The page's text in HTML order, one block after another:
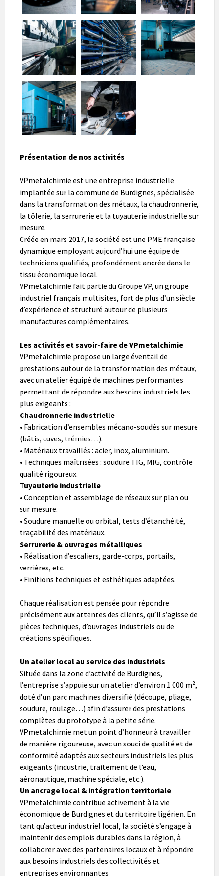
Présentation de nos activités
VPmetalchimie est une entreprise industrielle
implantée sur la commune de Burdignes, spécialisée
dans la transformation des métaux, la chaudronnerie,
la tôlerie, la serrurerie et la tuyauterie industrielle sur
mesure.
Créée en mars 2017, la société est une PME française
dynamique employant aujourd’hui une équipe de
techniciens qualifiés, profondément ancrée dans le
tissu économique local.
VPmetalchimie fait partie du Groupe VP, un groupe
industriel français multisites, fort de plus d’un siècle
d’expérience et structuré autour de plusieurs
manufactures complémentaires.
Les activités et savoir-faire de VPmetalchimie
VPmetalchimie propose un large éventail de
prestations autour de la transformation des métaux,
avec un atelier équipé de machines performantes
permettant de répondre aux besoins industriels les
plus exigeants :
Chaudronnerie industrielle
• Fabrication d’ensembles mécano-soudés sur mesure
(bâtis, cuves, trémies…).
• Matériaux travaillés : acier, inox, aluminium.
• Techniques maîtrisées : soudure TIG, MIG, contrôle
qualité rigoureux.
Tuyauterie industrielle
• Conception et assemblage de réseaux sur plan ou
sur mesure.
• Soudure manuelle ou orbital, tests d’étanchéité,
traçabilité des matériaux.
Serrurerie & ouvrages métalliques
• Réalisation d’escaliers, garde-corps, portails,
verrières, etc.
• Finitions techniques et esthétiques adaptées.
Chaque réalisation est pensée pour répondre
précisément aux attentes des clients, qu’il s’agisse de
pièces techniques, d’ouvrages industriels ou de
créations spécifiques.
Un atelier local au service des industriels
Située dans la zone d’activité de Burdignes,
l’entreprise s’appuie sur un atelier d’environ 1 000 m²,
doté d’un parc machines diversifié (découpe, pliage,
soudure, roulage…) afin d’assurer des prestations
complètes du prototype à la petite série.
VPmetalchimie met un point d’honneur à travailler
de manière rigoureuse, avec un souci de qualité et de
conformité adaptés aux secteurs industriels les plus
exigeants (industrie, traitement de l’eau,
aéronautique, machine spéciale, etc.).
Un ancrage local & intégration territoriale
VPmetalchimie contribue activement à la vie
économique de Burdignes et du territoire ligérien. En
tant qu’acteur industriel local, la société s’engage à
maintenir des emplois durables dans la région, à
collaborer avec des partenaires locaux et à répondre
aux besoins industriels des collectivités et
entreprises environnantes.